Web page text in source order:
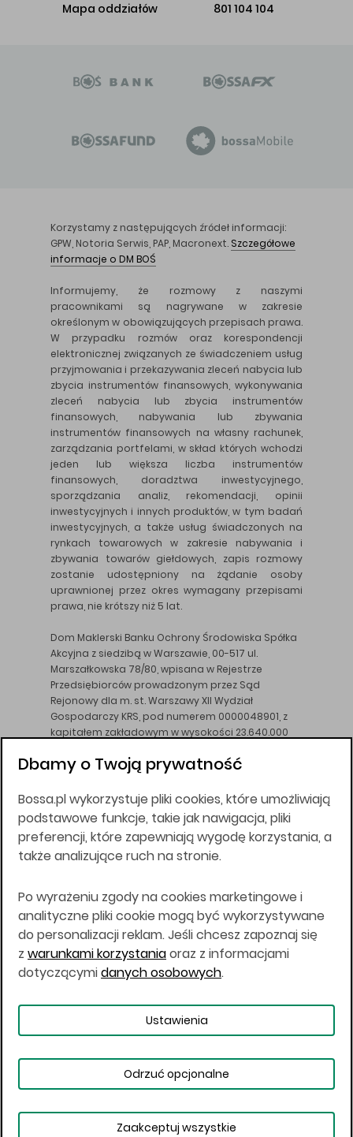
Mapa oddziałów 801 104 104
Korzystamy z następujących źródeł informacji:
GPW, Notoria Serwis, PAP, Macronext. Szczegółowe
informacje o DM BOŚ
Informujemy, że rozmowy z naszymi
pracownikami są nagrywane w zakresie
określonym w obowiązujących przepisach prawa.
W przypadku rozmów oraz korespondencji
elektronicznej związanych ze świadczeniem usług
przyjmowania i przekazywania zleceń nabycia lub
zbycia instrumentów finansowych, wykonywania
zleceń nabycia lub zbycia instrumentów
finansowych, nabywania lub zbywania
instrumentów finansowych na własny rachunek,
zarządzania portfelami, w skład których wchodzi
jeden lub większa liczba instrumentów
finansowych, doradztwa inwestycyjnego,
sporządzania analiz, rekomendacji, opinii
inwestycyjnych i innych produktów, w tym badań
inwestycyjnych, a także usług świadczonych na
rynkach towarowych w zakresie nabywania i
zbywania towarów giełdowych, zapis rozmowy
zostanie udostępniony na żądanie osoby
uprawnionej przez okres wymagany przepisami
prawa, nie krótszy niż 5 lat.
Dom Maklerski Banku Ochrony Środowiska Spółka
Akcyjna z siedzibą w Warszawie, 00-517 ul.
Marszałkowska 78/80, wpisana w Rejestrze
Przedsiębiorców prowadzonym przez Sąd
Rejonowy dla m. st. Warszawy XII Wydział
Gospodarczy KRS, pod numerem 0000048901, z
kapitałem zakładowym w wysokości 23.640.000
DM BOŚ działa na podstawie zezwolenia KNF z dnia
Wszelkie informacje na niniejszej stronie w tym
informacje o produktach inwestycyjnych nie są
kierowane do osób mających miejsce
zamieszkania lub pobytu w Stanach
Japonii, ani w dowolnej innej jurysdykcji, w której
taki materiał byłby sprzeczny z prawem lub w
których zgodne z prawem nabycie produktów
inwestycyjnych nie jest możliwe lub w której nie
jest możliwe złożenie oferty. Prawa obowiązujące
w danej jurysdykcji określają, czy jest możliwe
nabycie poszczególnych produktów
Copyright © 2026 BOŚ | BOSSA.PL
Warunki korzystania
Dane osobowe
Dbamy o Twoją prywatność
Bossa.pl wykorzystuje pliki cookies, które umożliwiają
podstawowe funkcje, takie jak nawigacja, pliki
preferencji, które zapewniają wygodę korzystania, a
także analizujące ruch na stronie.
Po wyrażeniu zgody na cookies marketingowe i
analityczne pliki cookie mogą być wykorzystywane
do personalizacji reklam. Jeśli chcesz zapoznaj się
z warunkami korzystaniaoraz z informacjami
dotyczącymidanych osobowych.
Ustawienia
Odrzuć opcjonalne
Zaakceptuj wszystkie